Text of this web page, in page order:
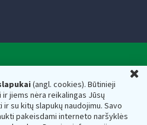
(angl. cookies). Būtinieji
jiems nėra reikalingas Jūsų
su kitų slapukų naudojimu. Savo
pakeisdami interneto naršyklės
kodas — 188659752,
01107 Vilnius, Lietuva, el.paštas: